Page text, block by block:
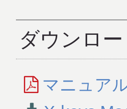
ダウンロー
マニュア